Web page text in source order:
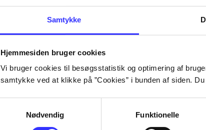
Samtykke
Hjemmesiden bruger cookies
Vi bruger cookies til besøgsstatistik og optimering af
samtykke ved at klikke på ”Cookies” i bunden af siden.
Nødvendig
Funktionelle